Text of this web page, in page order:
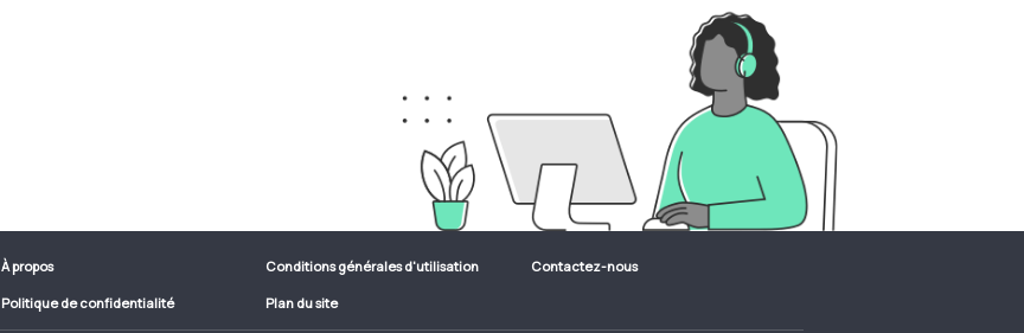
À propos Conditions générales d'utilisation Contactez-nous
Politique de confidentialité Plan du site